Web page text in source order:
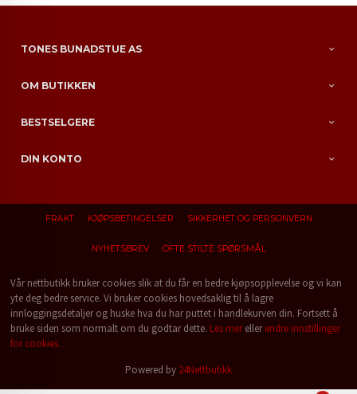
TONES BUNADSTUE AS
OM BUTIKKEN
BESTSELGERE
DIN KONTO
FRAKT KJØPSBETINGELSER SIKKERHET OG PERSONVERN
NYHETSBREV OFTE STILTE SPØRSMÅL
Vår nettbutikk bruker cookies slik at du får en bedre kjøpsopplevelse og vi kan
yte deg bedre service. Vi bruker cookies hovedsaklig til å lagre
innloggingsdetaljer og huske hva du har puttet i handlekurven din. Fortsett å
bruke siden som normalt om du godtar dette. Les merellerendre innstillinger
for cookies.
Powered by 24Nettbutikk